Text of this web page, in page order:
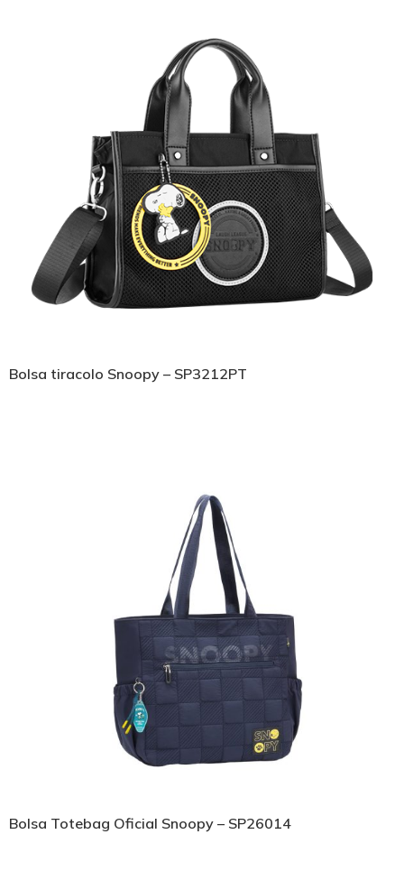
Bolsa tiracolo Snoopy – SP3212PT
Bolsa Totebag Oficial Snoopy – SP26014